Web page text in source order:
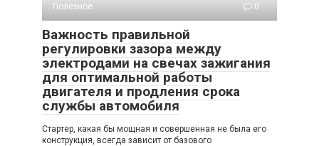
Полезное
0
Важность правильной
регулировки зазора между
электродами на свечах зажигания
для оптимальной работы
двигателя и продления срока
службы автомобиля
Стартер, какая бы мощная и совершенная не была его
конструкция, всегда зависит от базового